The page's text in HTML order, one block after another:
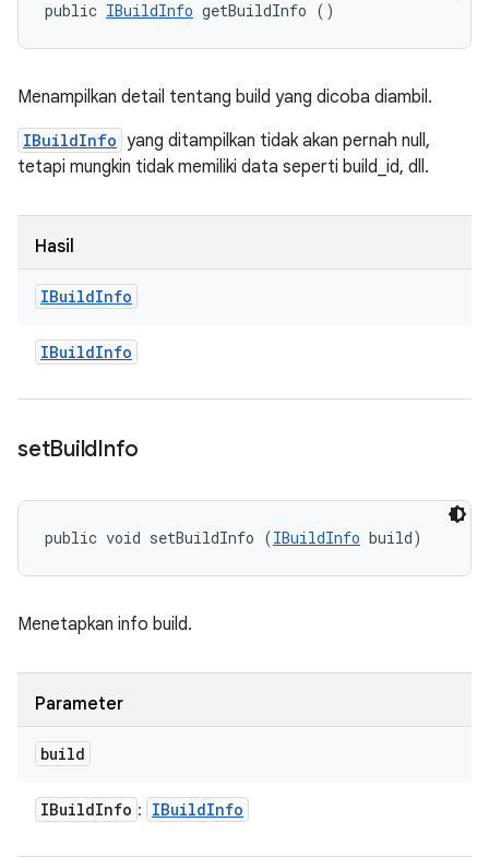
public IBuildInfo getBuildInfo ()
Menampilkan detail tentang build yang dicoba diambil.
IBuildInfo yang ditampilkan tidak akan pernah null,
tetapi mungkin tidak memiliki data seperti build_id, dll.
Hasil
IBuildInfo
IBuildInfo
setBuildInfo
public void setBuildInfo (IBuildInfo build)
Menetapkan info build.
Parameter
build
IBuildInfo : IBuildInfo